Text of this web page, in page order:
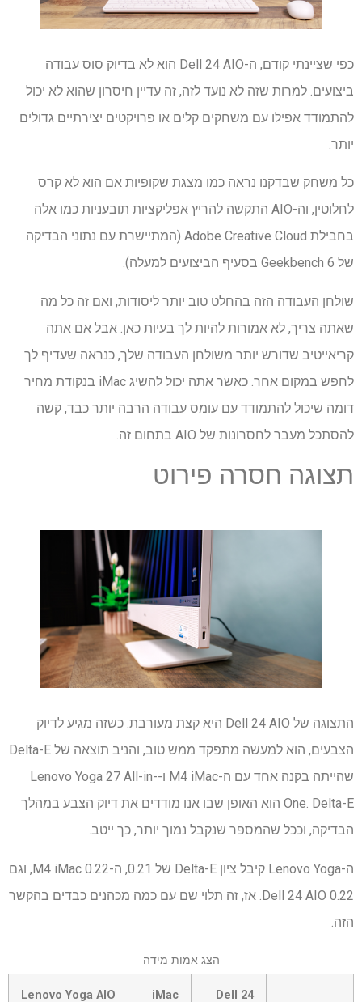
כפי שציינתי קודם, ה-Dell 24 AIO הוא לא בדיוק סוס עבודה
ביצועים. למרות שזה לא נועד לזה, זה עדיין חיסרון שהוא לא יכול
להתמודד אפילו עם משחקים קלים או פרויקטים יצירתיים גדולים
יותר.
כל משחק שבדקנו נראה כמו מצגת שקופיות אם הוא לא קרס
לחלוטין, וה-AIO התקשה להריץ אפליקציות תובעניות כמו אלה
בחבילת Adobe Creative Cloud (המתיישרת עם נתוני הבדיקה
של Geekbench 6 בסעיף הביצועים למעלה).
שולחן העבודה הזה בהחלט טוב יותר ליסודות, ואם זה כל מה
שאתה צריך, לא אמורות להיות לך בעיות כאן. אבל אם אתה
קריאייטיב שדורש יותר משולחן העבודה שלך, כנראה שעדיף לך
לחפש במקום אחר. כאשר אתה יכול להשיג iMac בנקודת מחיר
דומה שיכול להתמודד עם עומס עבודה הרבה יותר כבד, קשה
להסתכל מעבר לחסרונות של AIO בתחום זה.
תצוגה חסרה פירוט
התצוגה של Dell 24 AIO היא קצת מעורבת. כשזה מגיע לדיוק
הצבעים, הוא למעשה מתפקד ממש טוב, והניב תוצאה של Delta-E
שהייתה בקנה אחד עם ה-M4 iMac ו-Lenovo Yoga 27 All-in-
One. Delta-E הוא האופן שבו אנו מודדים את דיוק הצבע במהלך
הבדיקה, וככל שהמספר שנקבל נמוך יותר, כך ייטב.
ה-Lenovo Yoga קיבל ציון Delta-E של 0.21, ה-M4 iMac 0.22, וגם
Dell 24 AIO 0.22. אז, זה תלוי שם עם כמה מכהנים כבדים בהקשר
הזה.
הצג אמות מידה
Dell 24
iMac
Lenovo Yoga AIO